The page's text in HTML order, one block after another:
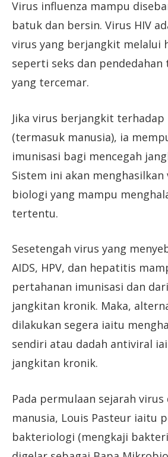
Virus influenza mampu
batuk dan bersin. Virus HIV
virus yang berjangkit melalui
seperti seks dan
yang tercemar.
Jika virus berjangkit terhadap
(termasuk manusia), ia
imunisasi bagi mencegah
Sistem ini akan menghasilkan
biologi yang mampu
tertentu.
Sesetengah virus yang
AIDS, HPV, dan hepatitis
pertahanan imunisasi dan
jangkitan kronik. Maka,
dilakukan segera iaitu
sendiri atau dadah antiviral
jangkitan kronik.
Pada permulaan sejarah virus
manusia, Louis Pasteur iaitu
bakteriologi (mengkaji